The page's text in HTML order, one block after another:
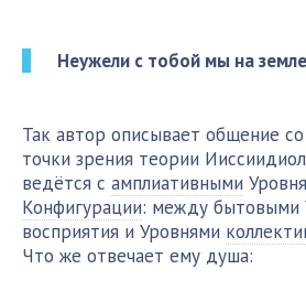
Неужели с тобой мы на
Так автор описывает общение
точки зрения теории
ведётся с амплиативными
Конфигурации: между бытовыми
восприятия и Уровнями
Что же отвечает ему душа: